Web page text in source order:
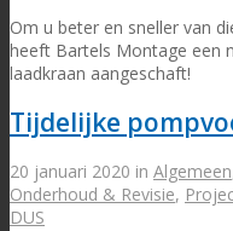
Om u beter en sneller van
heeft Bartels Montage een
laadkraan aangeschaft!
Tijdelijke
20 januari 2020 in Algemeen
Onderhoud & Revisie,
DUS